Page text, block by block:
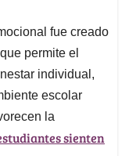
fue creado
permite el
individual,
escolar
la
sienten